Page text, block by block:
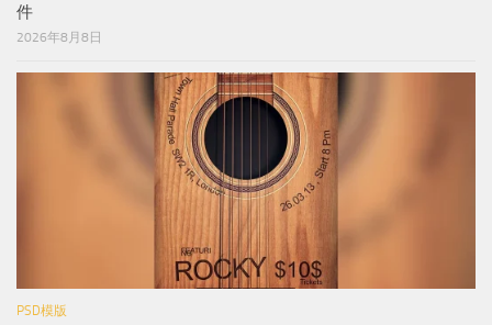
件
2026年8月8日
PSD模版